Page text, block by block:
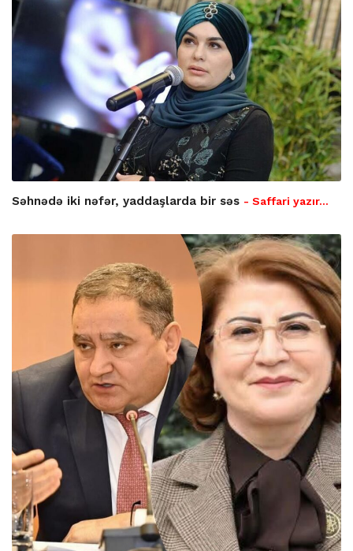
Səhnədə iki nəfər, yaddaşlarda bir səs - Saffari yazır…